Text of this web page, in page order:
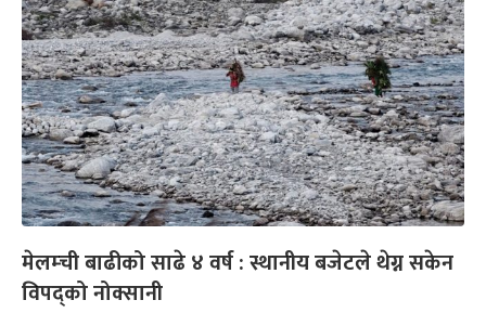
मेलम्ची बाढीको साढे ४ वर्ष : स्थानीय बजेटले थेग्न सकेन
विपद्को नोक्सानी